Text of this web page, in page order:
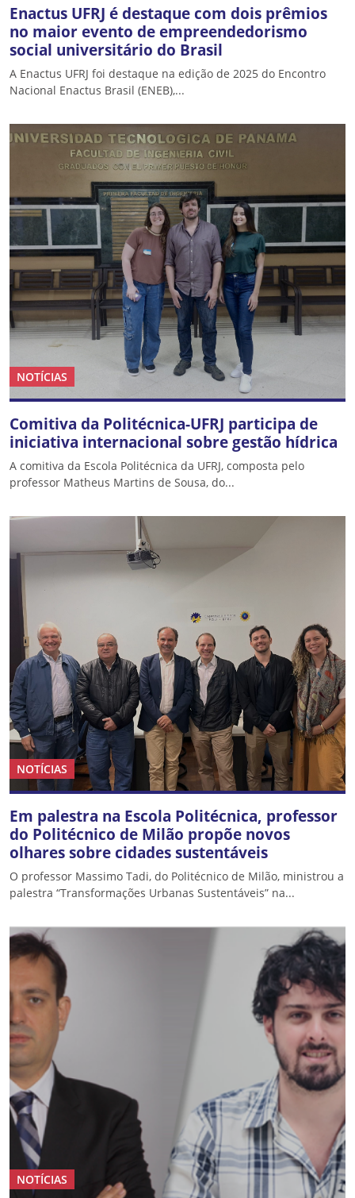
Enactus UFRJ é destaque com dois prêmios
no maior evento de empreendedorismo
social universitário do Brasil
A Enactus UFRJ foi destaque na edição de 2025 do Encontro
Nacional Enactus Brasil (ENEB),...
NOTÍCIAS
Comitiva da Politécnica-UFRJ participa de
iniciativa internacional sobre gestão hídrica
A comitiva da Escola Politécnica da UFRJ, composta pelo
professor Matheus Martins de Sousa, do...
NOTÍCIAS
Em palestra na Escola Politécnica, professor
do Politécnico de Milão propõe novos
olhares sobre cidades sustentáveis
O professor Massimo Tadi, do Politécnico de Milão, ministrou a
palestra “Transformações Urbanas Sustentáveis” na...
NOTÍCIAS